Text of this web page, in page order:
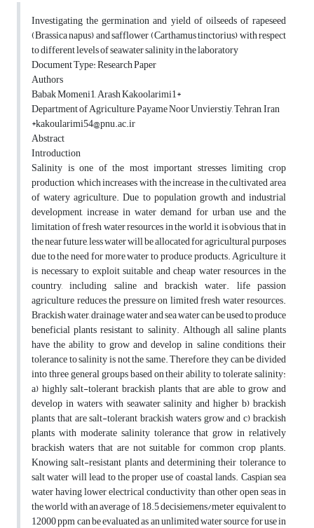
Investigating the germination and yield of oilseeds of rapeseed
(Brassica napus) and safflower (Carthamus tinctorius) with respect
to different levels of seawater salinity in the laboratory
Document Type: Research Paper
Authors
Babak Momeni1, Arash Kakoolarimi1*
Department of Agriculture, Payame Noor Unvierstiy, Tehran, Iran
*kakoularimi54@pnu.ac.ir
Abstract
Introduction
Salinity is one of the most important stresses limiting crop
production, which increases with the increase in the cultivated area
of watery agriculture. Due to population growth and industrial
development, increase in water demand for urban use and the
limitation of fresh water resources in the world, it is obvious that in
the near future, less water will be allocated for agricultural purposes
due to the need for more water to produce products. Agriculture, it
is necessary to exploit suitable and cheap water resources in the
country, including saline and brackish water. life passion
agriculture reduces the pressure on limited fresh water resources.
Brackish water, drainage water and sea water can be used to produce
beneficial plants resistant to salinity. Although all saline plants
have the ability to grow and develop in saline conditions, their
tolerance to salinity is not the same. Therefore, they can be divided
into three general groups based on their ability to tolerate salinity:
a) highly salt-tolerant brackish plants that are able to grow and
develop in waters with seawater salinity and higher b) brackish
plants that are salt-tolerant brackish waters grow and c) brackish
plants with moderate salinity tolerance that grow in relatively
brackish waters that are not suitable for common crop plants.
Knowing salt-resistant plants and determining their tolerance to
salt water will lead to the proper use of coastal lands. Caspian sea
water having lower electrical conductivity than other open seas in
the world with an average of 18.5 decisiemens/meter equivalent to
12000 ppm can be evaluated as an unlimited water source for use in